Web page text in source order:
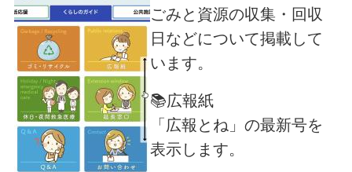
ごみと資源の収集・回収
日などについて掲載して
います。
📚広報紙
「広報とね」の最新号を
表示します。